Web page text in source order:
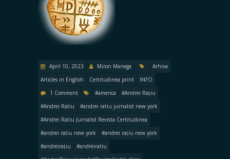
April 10, 2023 Miron Manega
Arhiva
Articles in English
Certitudinea print
INFO
1 Comment
#america
#Andrei Rațiu
#Andrei Ratiu
#andrei ratiu jurnalist new york
#Andrei Ratiu Jurnalist Revista Certitudinea
#andrei ratiu new york
#andrei rațiu new york
#andreirațiu
#andreiratiu